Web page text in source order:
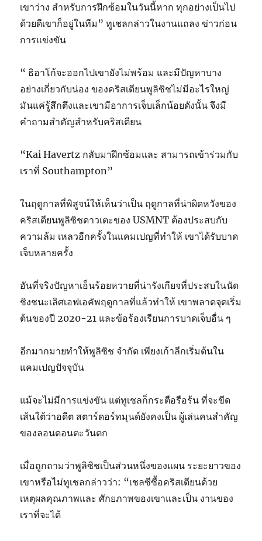
เขาว่าง สำหรับการฝึกซ้อมในวันนี้หาก ทุกอย่างเป็นไป
ด้วยดีเขาก็อยู่ในทีม” ทูเชลกล่าวในงานแถลง ข่าวก่อน
การแข่งขัน
“ ธิอาโก้จะออกไปเขายังไม่พร้อม และมีปัญหาบาง
อย่างเกี่ยวกับน่อง ของคริสเตียนพูลิซิชไม่มีอะไรใหญ่
มันแค่รู้สึกตึงและเขามีอาการเจ็บเล็กน้อยดังนั้น จึงมี
คำถามสำคัญสำหรับคริสเตียน
“Kai Havertz กลับมาฝึกซ้อมและ สามารถเข้าร่วมกับ
เราที่ Southampton”
ในฤดูกาลที่พิสูจน์ให้เห็นว่าเป็น ฤดูกาลที่น่าผิดหวังของ
คริสเตียนพูลิซิชดาวเตะของ USMNT ต้องประสบกับ
ความล้ม เหลวอีกครั้งในแคมเปญที่ทำให้ เขาได้รับบาด
เจ็บหลายครั้ง
อันที่จริงปัญหาเอ็นร้อยหวายที่น่ารังเกียจที่ประสบในนัด
ชิงชนะเลิศเอฟเอคัพฤดูกาลที่แล้วทำให้ เขาพลาดจุดเริ่ม
ต้นของปี 2020-21 และข้อร้องเรียนการบาดเจ็บอื่น ๆ
อีกมากมายทำให้พูลิซิช จำกัด เพียงเก้าลีกเริ่มต้นใน
แคมเปญปัจจุบัน
แม้จะไม่มีการแข่งขัน แต่ทูเชลก็กระตือรือร้น ที่จะขีด
เส้นใต้ว่าอดีต สตาร์ดอร์ทมุนด์ยังคงเป็น ผู้เล่นคนสำคัญ
ของลอนดอนตะวันตก
เมื่อถูกถามว่าพูลิซิชเป็นส่วนหนึ่งของแผน ระยะยาวของ
เขาหรือไม่ทูเชลกล่าวว่า: “เชลซีซื้อคริสเตียนด้วย
เหตุผลคุณภาพและ ศักยภาพของเขาและเป็น งานของ
เราที่จะได้